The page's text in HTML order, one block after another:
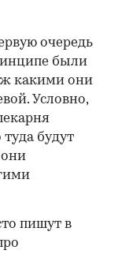
очередь
были
какими они
Условно,
будут
они
пишут в